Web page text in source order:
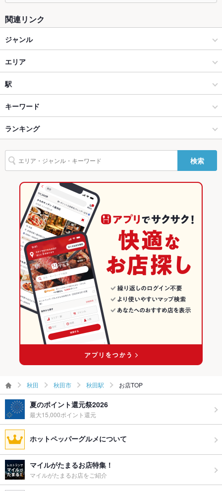
カウンター
ソファー
貸切
貸切可 ：最大150名様までOK｜貸切宴会のお問い合わせもお気
軽に
設備
Wi-Fi
バリアフリ
ー
その他設備 団体様必見のお得な幹事無料クーポンもあり
その他
飲み放題 あり
食べ放題 なし
カクテル充実、焼酎充実、日本酒充実
お子様連れ
お子様連れOK ：お子さま連れの方にも安心の完全個室を完備
しております。
会社宴会、歓送迎会、同窓会、結婚式の二次会など大歓迎で
す。
プライズ対
備考
飲み会、宴会、接待、女子会、合コン、誕生日、デート、歓送
迎会
関連リンク
ジャンル
居酒屋
和風
秋田市 × 居酒屋
秋田市 × 和風
秋田駅 × 居酒屋
秋田駅 × 和風
和食全般
秋田市 × 和食
秋田市 × 和食全般
秋田駅 × 和食
秋田駅 × 和食全般
エリア
秋田駅
秋田駅 × 居酒屋
秋田駅 × 和風
秋田駅 × 和食
秋田駅 × 和食全般
秋田 × 居酒屋
秋田 × 和風
秋田 × 和食
秋田 × 和食全般
駅
秋田駅
キーワード
からあげ
揚げ餃子
ランキング
秋田のグルメランキング
秋田の居酒屋ランキング
秋田市のグルメランキング
秋田市の居酒屋ランキング
秋田駅のグルメランキング
秋田駅の居酒屋ランキング
検索
秋田 秋田市 秋田駅 お店TOP
夏のポイント還元祭2026
最大15,000ポイント還元
ホットペッパーグルメについて
マイルがたまるお店特集！
マイルがたまるお店をご紹介